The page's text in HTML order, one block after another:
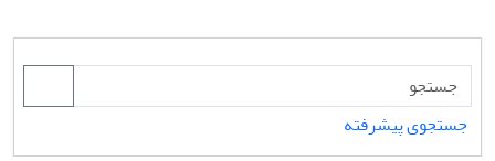
جستجوی پیشرفته